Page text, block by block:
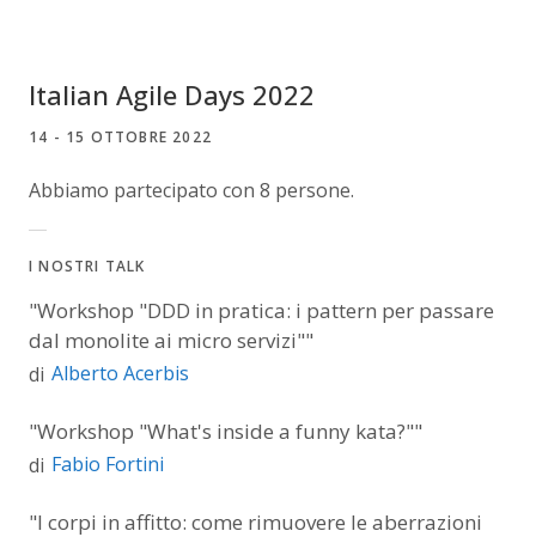
Italian Agile Days 2022
14 - 15 OTTOBRE 2022
Abbiamo partecipato con 8 persone.
I NOSTRI TALK
"Workshop "DDD in pratica: i pattern per passare
dal monolite ai micro servizi""
di Alberto Acerbis
"Workshop "What's inside a funny kata?""
di Fabio Fortini
"I corpi in affitto: come rimuovere le aberrazioni